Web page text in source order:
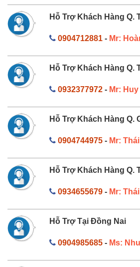
Hỗ Trợ Khách Hàng Q.
0904712881- Mr:
Hỗ Trợ Khách Hàng Q.
0932377972- Mr: Huy
Hỗ Trợ Khách Hàng Q.
0904744975- Mr:
Hỗ Trợ Khách Hàng Q.
0934655679- Mr: Thái
Hỗ Trợ Tại Đồng Nai
0904985685- Ms: